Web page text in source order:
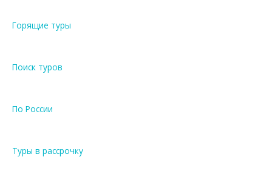
Горящие туры
Поиск туров
По России
Туры в рассрочку